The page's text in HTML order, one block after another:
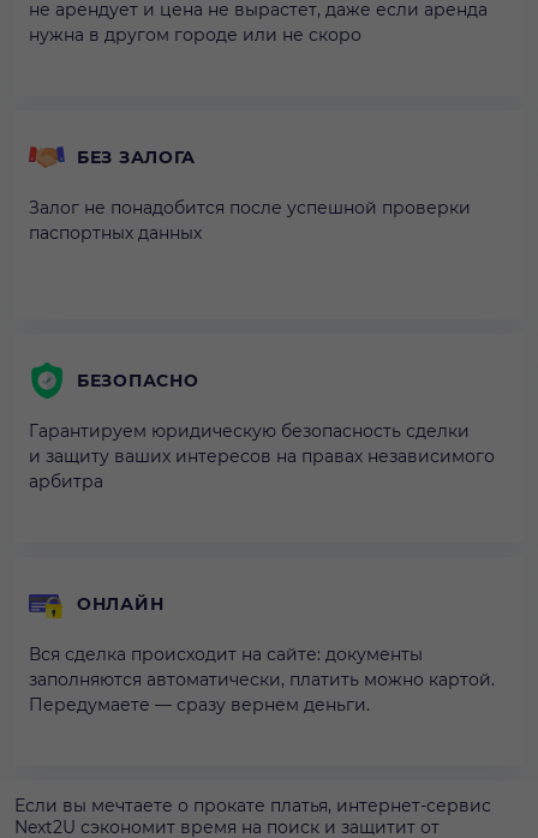
не арендует и цена не вырастет, даже если аренда
нужна в другом городе или не скоро
БЕЗ ЗАЛОГА
Залог не понадобится после успешной проверки
паспортных данных
БЕЗОПАСНО
Гарантируем юридическую безопасность сделки
и защиту ваших интересов на правах независимого
арбитра
ОНЛАЙН
Вся сделка происходит на сайте: документы
заполняются автоматически, платить можно картой.
Передумаете — сразу вернем деньги.
Если вы мечтаете о прокате платья, интернет-сервис
Next2U сэкономит время на поиск и защитит от